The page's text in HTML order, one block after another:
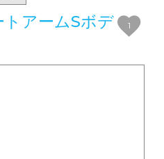
トアームSボデ
1